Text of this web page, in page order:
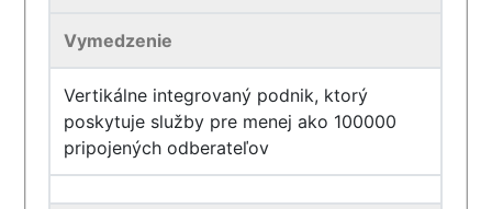
Vymedzenie
Vertikálne integrovaný podnik, ktorý
poskytuje služby pre menej ako 100000
pripojených odberateľov